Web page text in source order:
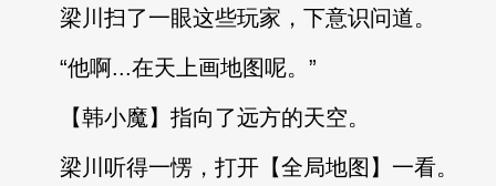
梁川扫了一眼这些玩家，下意识问道。
“他啊...在天上画地图呢。”
【韩小魔】指向了远方的天空。
梁川听得一愣，打开【全局地图】一看。